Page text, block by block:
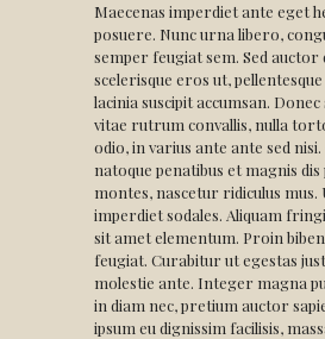
Maecenas imperdiet ante eget
posuere. Nunc urna libero,
semper feugiat sem. Sed auctor
scelerisque eros ut,
lacinia suscipit accumsan. Donec
vitae rutrum convallis, nulla
odio, in varius ante ante sed
natoque penatibus et magnis
montes, nascetur ridiculus mus.
imperdiet sodales. Aliquam
sit amet elementum. Proin
feugiat. Curabitur ut egestas
molestie ante. Integer magna
in diam nec, pretium auctor
ipsum eu dignissim facilisis,